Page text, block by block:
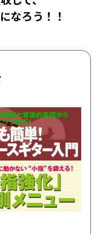
なろう！！